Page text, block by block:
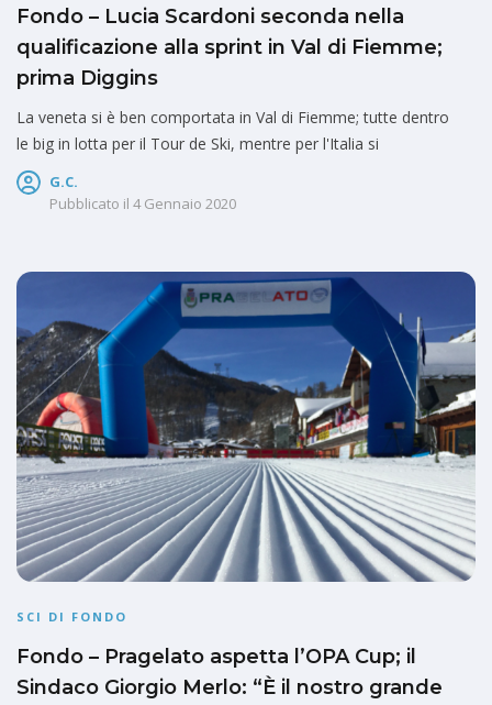
Fondo – Lucia Scardoni seconda nella
qualificazione alla sprint in Val di Fiemme;
prima Diggins
La veneta si è ben comportata in Val di Fiemme; tutte dentro
le big in lotta per il Tour de Ski, mentre per l'Italia si
G.C.
Pubblicato il 4 Gennaio 2020
SCI DI FONDO
Fondo – Pragelato aspetta l’OPA Cup; il
Sindaco Giorgio Merlo: “È il nostro grande